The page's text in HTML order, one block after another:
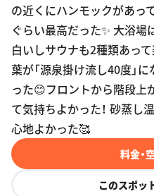
の近くにハンモックがあっ
ぐらい最高だった✨ 大浴場
白いしサウナも2種類あっ
葉が「源泉掛け流し40度」
った😊フロントから階段上
て気持ちよかった！ 砂蒸し
心地よかった🥰
料金・
このスポッ